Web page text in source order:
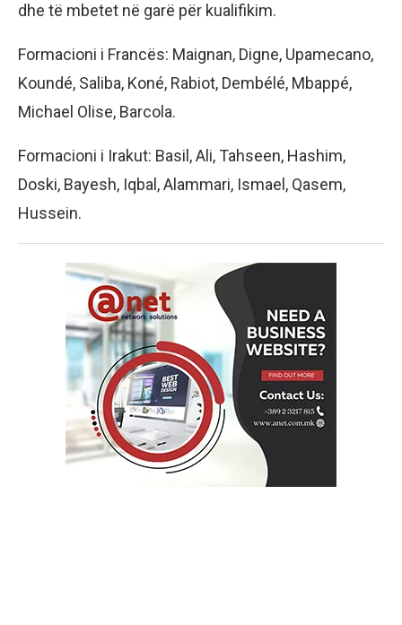
dhe të mbetet në garë për kualifikim.
Formacioni i Francës: Maignan, Digne, Upamecano,
Koundé, Saliba, Koné, Rabiot, Dembélé, Mbappé,
Michael Olise, Barcola.
Formacioni i Irakut: Basil, Ali, Tahseen, Hashim,
Doski, Bayesh, Iqbal, Alammari, Ismael, Qasem,
Hussein.